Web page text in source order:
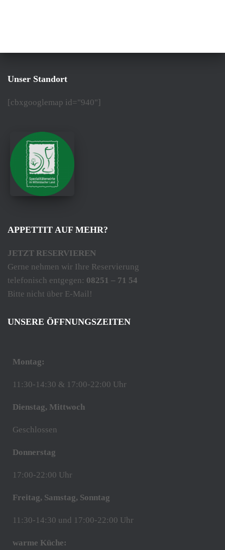
Unser Standort
[cbxgooglemap id="940"]
APPETTIT AUF MEHR?
JETZT RESERVIEREN
Gerne nehmen wir Ihre Reservierung
telefonisch entgegen: 08251 – 71 54
Bitte nicht über E-Mail!
UNSERE ÖFFNUNGSZEITEN
Montag:
11:30-14:30 & 17:00-22:00 Uhr
Dienstag, Mittwoch
Geschlossen
Donnerstag
17:00-22:00 Uhr
Freitag, Samstag, Sonntag
11:30-14:30 und 17:00-22:00 Uhr
warme Küche: